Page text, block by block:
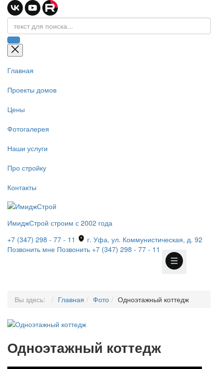
Главная
Проекты домов
Цены
Фотогалерея
Наши услуги
Про стройку
Контакты
ИмиджСтрой строим с 2002 года
+7 (347) 298 - 77 - 11
г. Уфа, ул. Коммунистическая, д. 92
Позвонить мне Позвонить +7 (347) 298 - 77 - 11
Вы здесь: Главная Фото Одноэтажный коттедж
Одноэтажный коттедж